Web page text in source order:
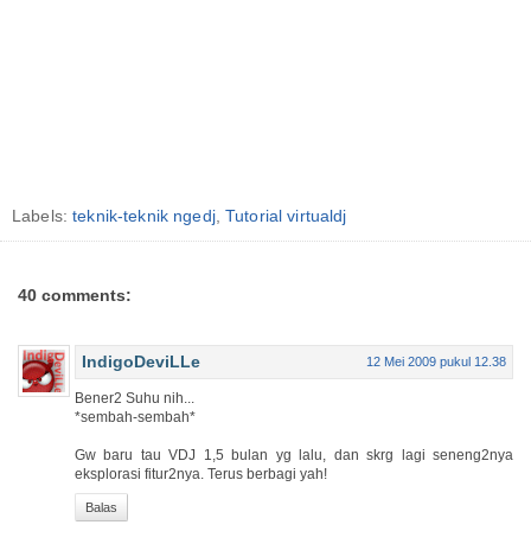
Labels:teknik-teknik ngedj,Tutorial virtualdj
40 comments:
IndigoDeviLLe 12 Mei 2009 pukul 12.38
Bener2 Suhu nih...
*sembah-sembah*
Gw baru tau VDJ 1,5 bulan yg lalu, dan skrg lagi seneng2nya
eksplorasi fitur2nya. Terus berbagi yah!
Balas